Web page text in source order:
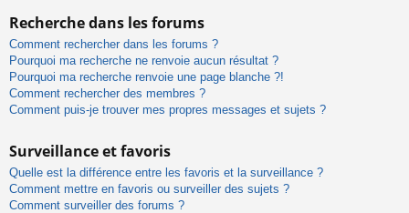
Recherche dans les forums
Comment rechercher dans les forums ?
Pourquoi ma recherche ne renvoie aucun résultat ?
Pourquoi ma recherche renvoie une page blanche ?!
Comment rechercher des membres ?
Comment puis-je trouver mes propres messages et sujets ?
Surveillance et favoris
Quelle est la différence entre les favoris et la surveillance ?
Comment mettre en favoris ou surveiller des sujets ?
Comment surveiller des forums ?